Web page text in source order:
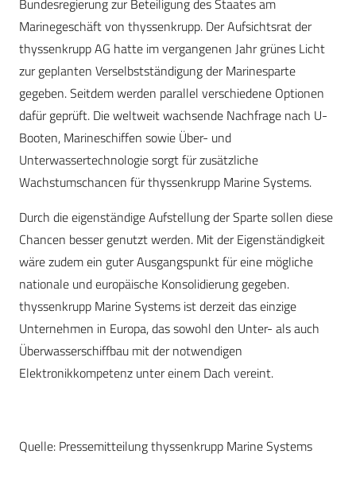
Marinegeschäft von thyssenkrupp. Der Aufsichtsrat der
thyssenkrupp AG hatte im vergangenen Jahr grünes Licht
zur geplanten Verselbstständigung der Marinesparte
gegeben. Seitdem werden parallel verschiedene Optionen
dafür geprüft. Die weltweit wachsende Nachfrage nach U-
Booten, Marineschiffen sowie Über- und
Unterwassertechnologie sorgt für zusätzliche
Wachstumschancen für thyssenkrupp Marine Systems.
Durch die eigenständige Aufstellung der Sparte sollen diese
Chancen besser genutzt werden. Mit der Eigenständigkeit
wäre zudem ein guter Ausgangspunkt für eine mögliche
nationale und europäische Konsolidierung gegeben.
thyssenkrupp Marine Systems ist derzeit das einzige
Unternehmen in Europa, das sowohl den Unter- als auch
Überwasserschiffbau mit der notwendigen
Elektronikkompetenz unter einem Dach vereint.
Quelle: Pressemitteilung thyssenkrupp Marine Systems